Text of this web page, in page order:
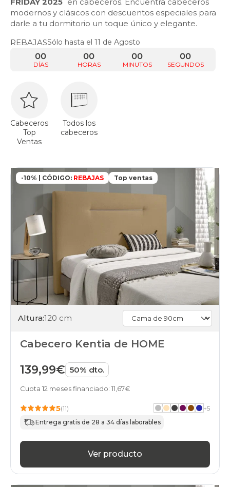
modernos y clásicos con descuentos especiales para
darle a tu dormitorio un toque único y elegante.
REBAJASSólo hasta el 11 de Agosto
DÍAS
00
HORAS
00
MINUTOS
00
SEGUNDOS
00
Cabeceros
Top
Ventas
Todos los
cabeceros
-10% | CÓDIGO: REBAJAS Top ventas
Altura:120 cm
Cabecero Kentia de HOME
139,99€ 50% dto.
Cuota 12 meses financiado: 11,67€
5(11) +5
Entrega gratis de 28 a 34 días laborables
Ver producto